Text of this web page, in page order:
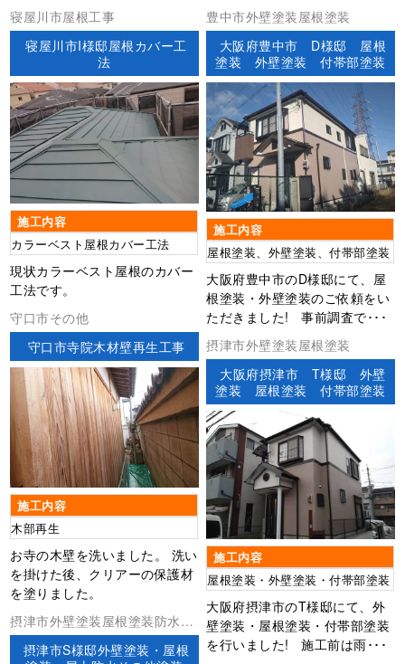
寝屋川市屋根工事
寝屋川市I様邸屋根カバー工
法
施工内容
カラーベスト屋根カバー工法
現状カラーベスト屋根のカバー
工法です。
豊中市外壁塗装屋根塗装
大阪府豊中市 D様邸 屋根
塗装 外壁塗装 付帯部塗装
施工内容
屋根塗装、外壁塗装、付帯部塗装
大阪府豊中市のD様邸にて、屋
根塗装・外壁塗装のご依頼をい
ただきました! 事前調査で･･･
守口市その他
守口市寺院木材壁再生工事
施工内容
木部再生
お寺の木壁を洗いました。 洗い
を掛けた後、クリアーの保護材
を塗りました。
摂津市外壁塗装屋根塗装
大阪府摂津市 T様邸 外壁
塗装 屋根塗装 付帯部塗装
施工内容
屋根塗装・外壁塗装・付帯部塗装
大阪府摂津市のT様邸にて、外
壁塗装・屋根塗装・付帯部塗装
を行いました! 施工前は雨･･･
摂津市外壁塗装屋根塗装防水工
事
摂津市S様邸外壁塗装・屋根